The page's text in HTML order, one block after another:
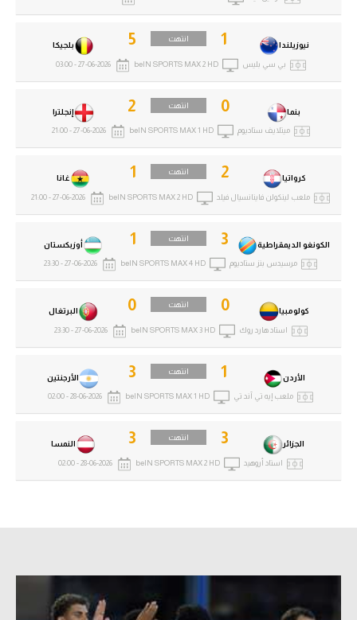
الجزائر 3 انتهت
النمسا 3
استاد أروهيد beIN SPORTS MAX 2 HD
28-06-2026 - 02:00
الأردن 1 انتهت
الأرجنتين 3
ملعب إيه تي آند تي beIN SPORTS MAX 1 HD
28-06-2026 - 02:00
كولومبيا 0 انتهت
البرتغال 0
استاد هارد روك beIN SPORTS MAX 3 HD
27-06-2026 - 23:30
الكونغو الديمقراطية 3 انتهت
أوزبكستان 1
مرسيدس بنز ستاديوم beIN SPORTS MAX 4 HD
27-06-2026 - 23:30
كرواتيا 2 انتهت
غانا 1
ملعب لينكولن فاينانسيال فيلد beIN SPORTS MAX 2 HD
27-06-2026 - 21:00
بنما 0 انتهت
إنجلترا 2
ميتلايف ستاديوم beIN SPORTS MAX 1 HD
27-06-2026 - 21:00
نيوزيلندا 1 انتهت
بلجيكا 5
بي سي بليس beIN SPORTS MAX 2 HD
27-06-2026 - 03:00